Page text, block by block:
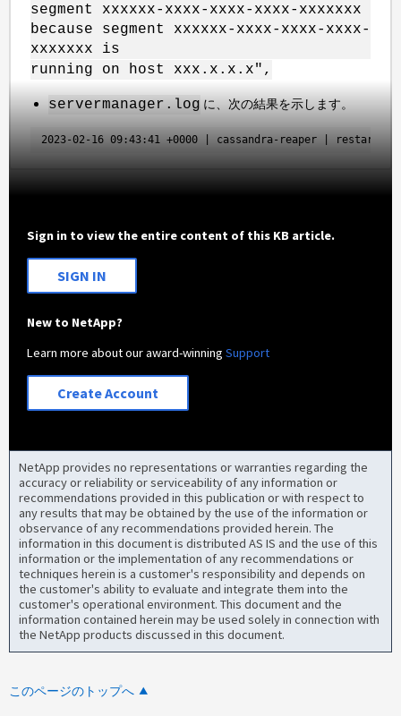
segment xxxxxx-xxxx-xxxx-xxxx-xxxxxxx
because segment xxxxxx-xxxx-xxxx-xxxx-
xxxxxxx is
running on host xxx.x.x.x",
servermanager.log に、次の結果を示します。
2023-02-16 09:43:41 +0000 | cassandra-reaper | restart
Sign in to view the entire content of this KB article.
SIGN IN
New to NetApp?
Learn more about our award-winningSupport
Create Account
NetApp provides no representations or warranties regarding the
accuracy or reliability or serviceability of any information or
recommendations provided in this publication or with respect to
any results that may be obtained by the use of the information or
observance of any recommendations provided herein. The
information in this document is distributed AS IS and the use of this
information or the implementation of any recommendations or
techniques herein is a customer's responsibility and depends on
the customer's ability to evaluate and integrate them into the
customer's operational environment. This document and the
information contained herein may be used solely in connection with
the NetApp products discussed in this document.
このページのトップへ